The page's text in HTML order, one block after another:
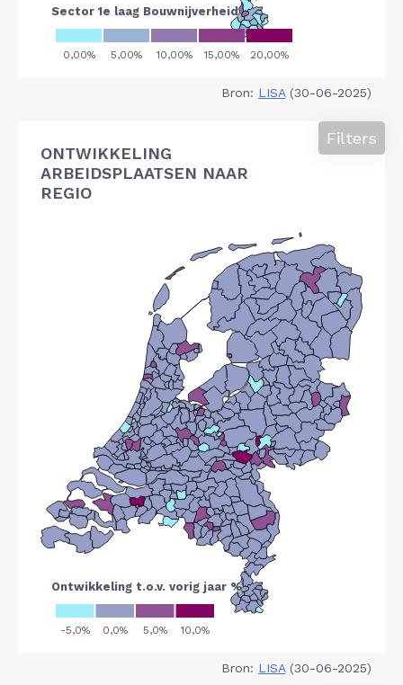
Bron: LISA(30-06-2025)
ONTWIKKELING
ARBEIDSPLAATSEN NAAR
REGIO
Filters
Bron: LISA(30-06-2025)